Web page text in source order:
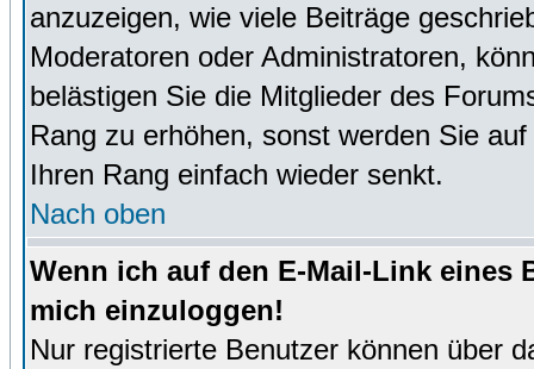
anzuzeigen, wie viele Beiträge
Moderatoren oder Administratoren,
belästigen Sie die Mitglieder des
Rang zu erhöhen, sonst werden Sie
Ihren Rang einfach wieder senkt.
Nach oben
Wenn ich auf den E-Mail-Link eines
mich einzuloggen!
Nur registrierte Benutzer können über